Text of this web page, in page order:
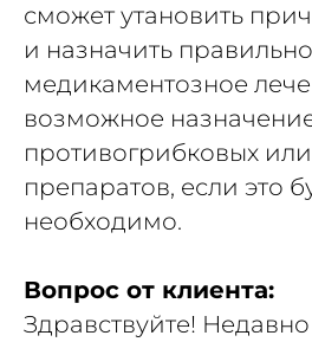
сможет утановить
и назначить
медикаментозное
возможное
противогрибковых
препаратов, если это
необходимо.
Вопрос от клиента:
Здравствуйте!